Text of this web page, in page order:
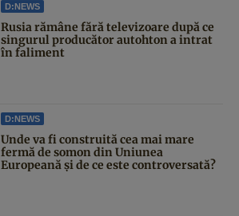
D:NEWS
Rusia rămâne fără televizoare după ce
singurul producător autohton a intrat
în faliment
D:NEWS
Unde va fi construită cea mai mare
fermă de somon din Uniunea
Europeană și de ce este controversată?